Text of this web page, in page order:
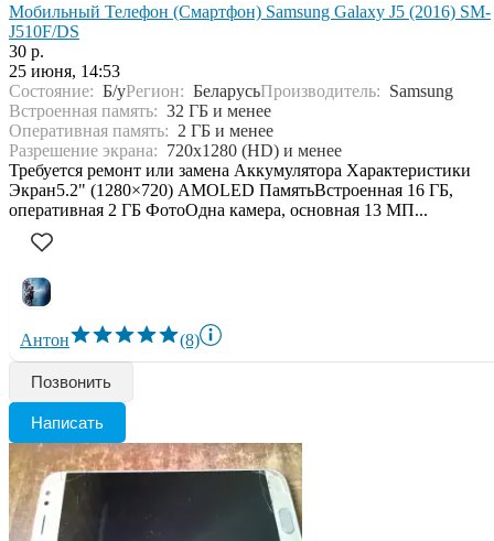
Мобильный Телефон (Смартфон) Samsung Galaxy J5 (2016) SM-
J510F/DS
30 р.
25 июня, 14:53
Состояние: Б/уРегион: БеларусьПроизводитель: Samsung
Встроенная память: 32 ГБ и менее
Оперативная память: 2 ГБ и менее
Разрешение экрана: 720x1280 (HD) и менее
Требуется ремонт или замена Аккумулятора Характеристики
Экран5.2" (1280×720) AMOLED ПамятьВстроенная 16 ГБ,
оперативная 2 ГБ ФотоОдна камера, основная 13 МП...
Антон (8)
Позвонить
Написать